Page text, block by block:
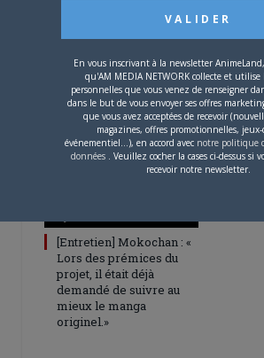
0
Digimon en préparation
pour 2027
[Entretien] Mokochan : «
Lors des prémices du
projet, il était déjà
demandé de suivre au
mieux le manga
originel.»
En vous inscrivant à la newsletter
qu'AM MEDIA NETWORK collecte et utilise
personnelles que vous venez de renseigner
dans le but de vous envoyer ses offres
que vous avez acceptées de recevoir
magazines, offres promotionnelles, jeux-
événementiel...), en accord avec notre politique
données . Veuillez cocher la cases ci-dessus si
recevoir notre newsletter.